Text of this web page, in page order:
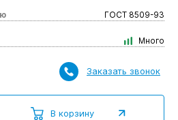
ГОСТ 8509-93
Много
В корзину
Заказать звонок